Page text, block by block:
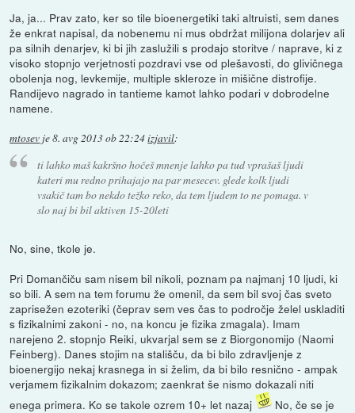
Ja, ja... Prav zato, ker so tile bioenergetiki taki altruisti, sem danes
že enkrat napisal, da nobenemu ni mus obdržat milijona dolarjev ali
pa silnih denarjev, ki bi jih zaslužili s prodajo storitve / naprave, ki z
visoko stopnjo verjetnosti pozdravi vse od plešavosti, do glivičnega
obolenja nog, levkemije, multiple skleroze in mišične distrofije.
Randijevo nagrado in tantieme kamot lahko podari v dobrodelne
namene.
mtosev je8. avg 2013 ob 22:24izjavil:
ti lahko maš kakršno hočeš mnenje lahko pa tud vprašaš ljudi
kateri mu redno prihajajo na par mesecev. glede kolk ljudi
vsakič tam bo nekdo težko reko, da tem ljudem to ne pomaga. v
slo naj bi bil aktiven 15-20leti
No, sine, tkole je.
Pri Domančiču sam nisem bil nikoli, poznam pa najmanj 10 ljudi, ki
so bili. A sem na tem forumu že omenil, da sem bil svoj čas sveto
zaprisežen ezoteriki (čeprav sem ves čas to področje želel uskladiti
s fizikalnimi zakoni - no, na koncu je fizika zmagala). Imam
narejeno 2. stopnjo Reiki, ukvarjal sem se z Biorgonomijo (Naomi
Feinberg). Danes stojim na stališču, da bi bilo zdravljenje z
bioenergijo nekaj krasnega in si želim, da bi bilo resnično - ampak
verjamem fizikalnim dokazom; zaenkrat še nismo dokazali niti
enega primera. Ko se takole ozrem 10+ let nazaj
No, če se je